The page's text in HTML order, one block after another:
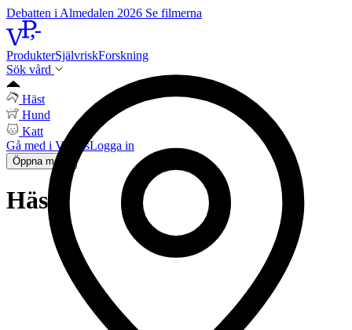
Debatten i Almedalen 2026 Se filmerna
ProdukterSjälvriskForskning
Sök vård
Häst
Hund
Katt
Gå med i VetprisLogga in
Öppna meny
Häst